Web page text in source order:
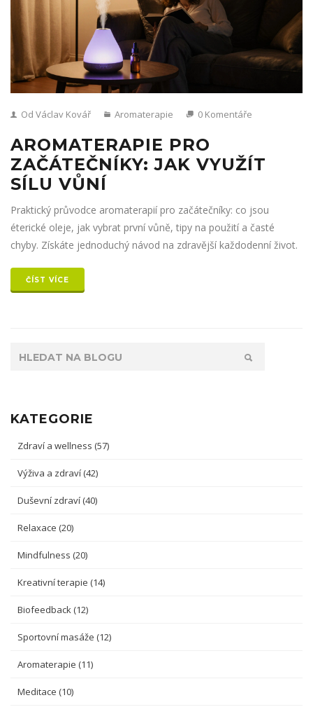
Od Václav Kovář Aromaterapie 0 Komentáře
AROMATERAPIE PRO
ZAČÁTEČNÍKY: JAK VYUŽÍT
SÍLU VŮNÍ
Praktický průvodce aromaterapií pro začátečníky: co jsou
éterické oleje, jak vybrat první vůně, tipy na použití a časté
chyby. Získáte jednoduchý návod na zdravější každodenní život.
ČÍST VÍCE
KATEGORIE
Zdraví a wellness (57)
Výživa a zdraví (42)
Duševní zdraví (40)
Relaxace (20)
Mindfulness (20)
Kreativní terapie (14)
Biofeedback (12)
Sportovní masáže (12)
Aromaterapie (11)
Meditace (10)